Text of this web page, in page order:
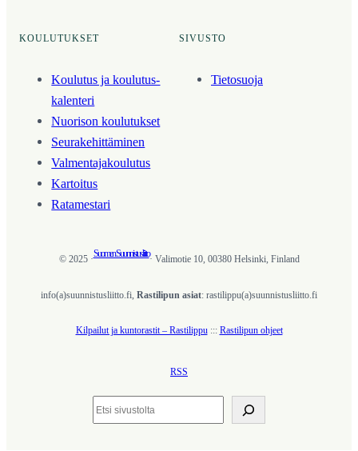
KOULUTUKSET
Koulutus ja koulutus­
kalenteri
Nuorison koulutukset
Seura­kehittäminen
Valmentaja­koulutus
Kartoitus
Ratamestari
SIVUSTO
Tietosuoja
© 2025 ·
Suomen Suunnistusliitto
· Valimotie 10, 00380 Helsinki, Finland
info(a)suunnistusliitto.fi, Rastilipun asiat: rastilippu(a)suunnistusliitto.fi
Kilpailut ja kuntorastit – Rastilippu::: Rastilipun ohjeet
RSS
Etsi